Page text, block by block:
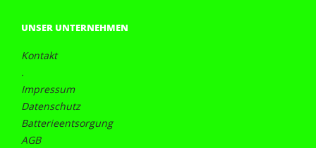
UNSER UNTERNEHMEN
Kontakt
.
Impressum
Datenschutz
Batterieentsorgung
AGB